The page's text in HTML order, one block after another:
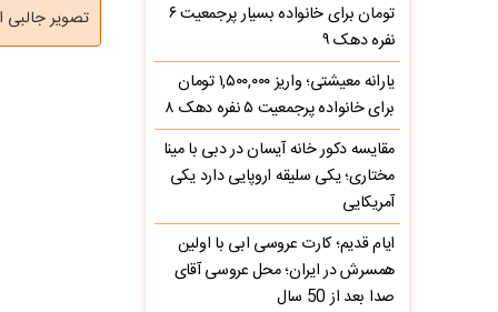
تصویر جالبی
تومان برای خانواده بسیار پرجمعیت ۶
نفره دهک ۹
یارانه معیشتی؛ واریز ۱,۵۰۰,۰۰۰ تومان
برای خانواده پرجمعیت ۵ نفره دهک ۸
مقایسه دکور خانه آیسان در دبی با مینا
مختاری؛ یکی سلیقه اروپایی دارد یکی
آمریکایی
ایام قدیم؛ کارت عروسی ابی با اولین
همسرش در ایران؛ محل عروسی آقای
صدا بعد از 50 سال